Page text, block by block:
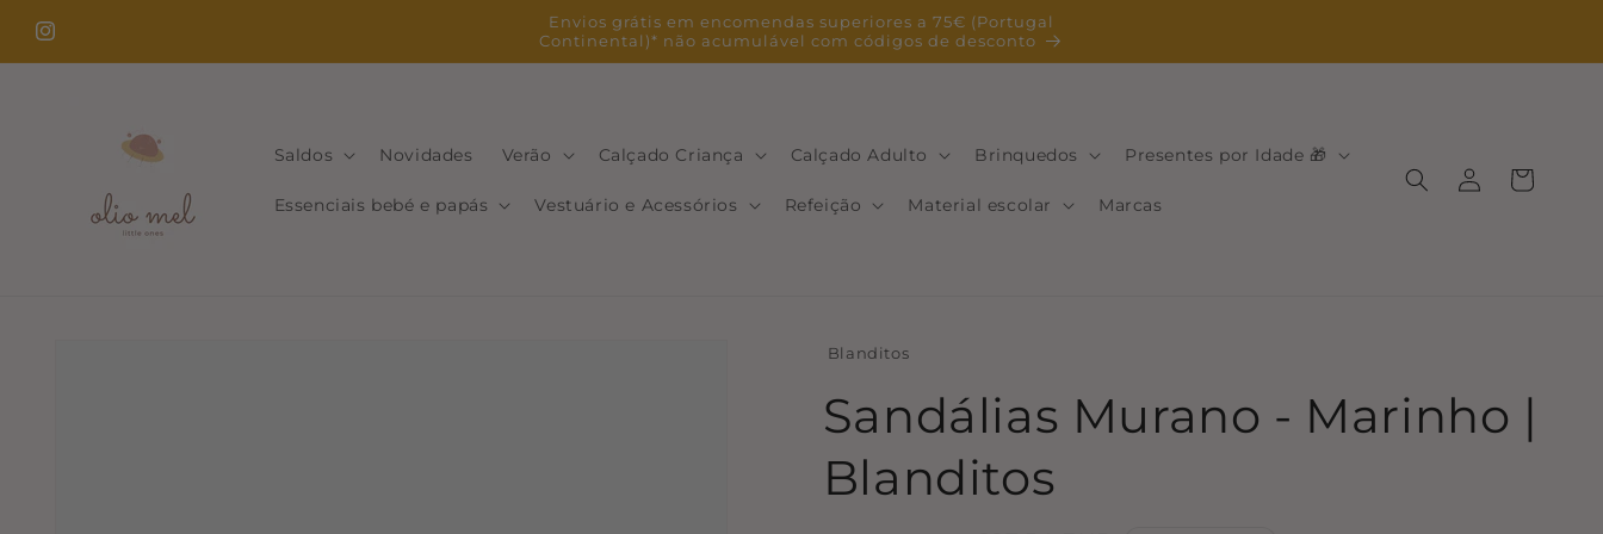
para o
conteúdo
Instagram
Envios grátis em encomendas superiores a 75€ (Portugal
Continental)* não acumulável com códigos de desconto
Saldos Novidades Verão Calçado Criança Calçado Adulto Brinquedos Presentes por Idade 🎁
Essenciais bebé e papás Vestuário e Acessórios Refeição Material escolar Marcas
sessão
Carrinho
Blanditos
Sandálias Murano - Marinho |
Blanditos